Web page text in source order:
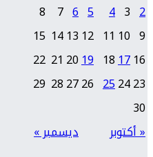
« أكتوبر ديسمبر »
2
3
4
5
6
7
8
9
10
11
12
13
14
15
16
17
18
19
20
21
22
23
24
25
26
27
28
29
30